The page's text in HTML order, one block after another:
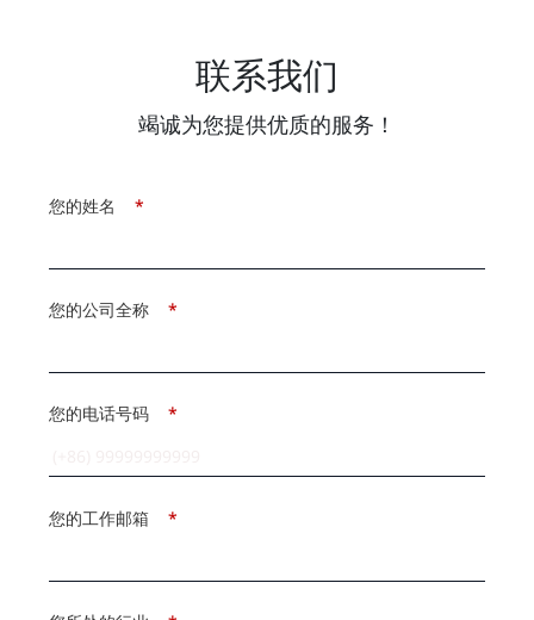
联系我们
竭诚为您提供优质的服务！
*
您的姓名
*
您的公司全称
*
您的电话号码
*
您的工作邮箱